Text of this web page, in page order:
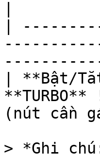
|
| **Bật/
(nút cần
> *Ghi